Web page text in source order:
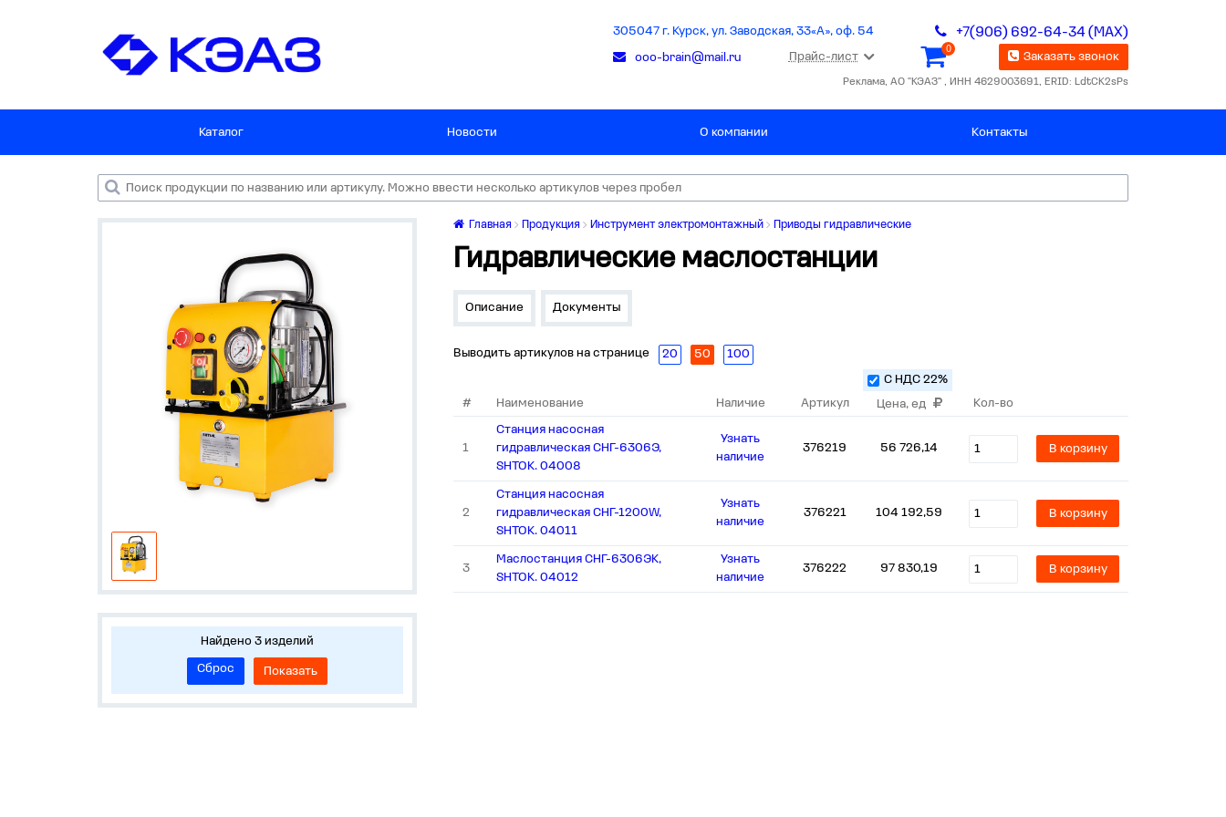
305047 г. Курск, ул. Заводская, 33«А», оф. 54 +7(906) 692-64-34 (MAX)
ooo-brain@mail.ru Прайс-лист
0
Заказать звонок
Реклама, АО "КЭАЗ" , ИНН 4629003691, ERID: LdtCK2sPs
Каталог Новости О компании Контакты
Найдено 3 изделий
Сброс
Показать
Главная Продукция Инструмент электромонтажный Приводы гидравлические
Гидравлические маслостанции
Описание Документы
Выводить артикулов на странице 20 50 100
# Наименование Наличие Артикул Цена, ед
С НДС 22%
Кол-во
1
Станция насосная
гидравлическая СНГ-6306Э,
SHTOK. 04008
Узнать
наличие
376219 56 726,14 В корзину
2
Станция насосная
гидравлическая СНГ-1200W,
SHTOK. 04011
Узнать
наличие
376221 104 192,59 В корзину
3
Маслостанция СНГ-6306ЭК,
SHTOK. 04012
Узнать
наличие
376222 97 830,19 В корзину